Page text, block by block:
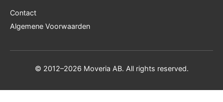
Contact
Algemene Voorwaarden
© 2012–2026 Moveria AB. All rights reserved.